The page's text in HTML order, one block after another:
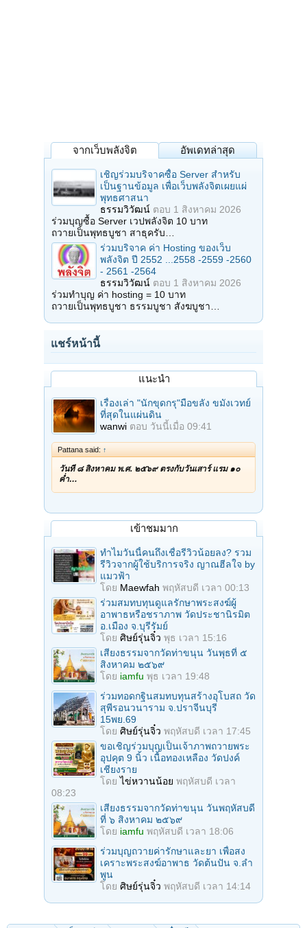
จากเว็บพลังจิต อัพเดทล่าสุด
เชิญร่วมบริจาคซื้อ Server สำหรับ
เป็นฐานข้อมูล เพื่อเว็บพลังจิตเผยแผ่
พุทธศาสนา
ธรรมวิวัฒน์ ตอบ 1 สิงหาคม 2026
ร่วมบุญซื้อ Server เวปพลังจิต 10 บาท
ถวายเป็นพุทธบูชา สาธุครับ…
ร่วมบริจาค ค่า Hosting ของเว็บ
พลังจิต ปี 2552 ...2558 -2559 -2560
- 2561 -2564
ธรรมวิวัฒน์ ตอบ 1 สิงหาคม 2026
ร่วมทำบุญ ค่า hosting = 10 บาท
ถวายเป็นพุทธบูชา ธรรมบูชา สังฆบูชา…
แชร์หน้านี้
แนะนำ
เรื่องเล่า "นักขุดกรุ"มือขลัง ขมังเวทย์
ที่สุดในแผ่นดิน
wanwi ตอบ วันนี้เมื่อ 09:41
Pattana said: ↑
วันที่ ๘ สิงหาคม พ.ศ. ๒๕๖๙ ตรงกับวันเสาร์ แรม ๑๐
ค่ำ…
เข้าชมมาก
ทำไมวันนี้คนถึงเชื่อรีวิวน้อยลง? รวม
รีวิวจากผู้ใช้บริการจริง ญาณฮีลใจ by
แมวฟ้า
โดย Maewfah พฤหัสบดี เวลา 00:13
ร่วมสมทบทุนดูแลรักษาพระสงฆ์ผู้
อาพาธหรือชราภาพ วัดประชานิรมิต
อ.เมือง จ.บุรีรัมย์
โดย ศิษย์รุ่นจิ๋ว พุธ เวลา 15:16
เสียงธรรมจากวัดท่าขนุน วันพุธที่ ๕
สิงหาคม ๒๕๖๙
โดย iamfu พุธ เวลา 19:48
ร่วมทอดกฐินสมทบทุนสร้างอุโบสถ วัด
สุพีรอนวนาราม จ.ปราจีนบุรี
15พย.69
โดย ศิษย์รุ่นจิ๋ว พฤหัสบดี เวลา 17:45
ขอเชิญร่วมบุญเป็นเจ้าภาพถวายพระ
อุปคุต 9 นิ้ว เนื้อทองเหลือง วัดปงค์
เชียงราย
โดยไข่หวานน้อย พฤหัสบดี เวลา
08:23
เสียงธรรมจากวัดท่าขนุน วันพฤหัสบดี
ที่ ๖ สิงหาคม ๒๕๖๙
โดย iamfu พฤหัสบดี เวลา 18:06
ร่วมบุญถวายค่ารักษาและยา เพื่อสง
เคราะพระสงฆ์อาพาธ วัดต้นปัน จ.ลํา
พูน
โดย ศิษย์รุ่นจิ๋ว พฤหัสบดี เวลา 14:14